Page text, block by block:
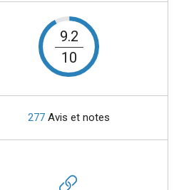
9.2
10
277Avis et notes